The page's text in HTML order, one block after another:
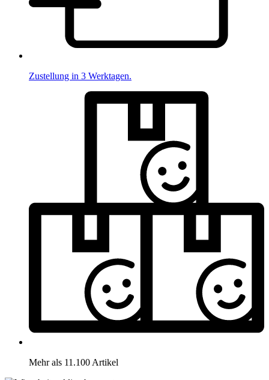
Zustellung in 3 Werktagen.
Mehr als 11.100 Artikel